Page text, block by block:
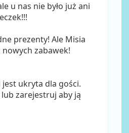
u nas nie było już ani
prezenty! Ale Misia
nowych zabawek!
jest ukryta dla gości.
zarejestruj aby ją